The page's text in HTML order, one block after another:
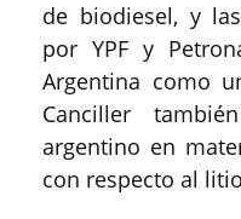
de biodiesel, y
por YPF y
Argentina como
Canciller
argentino en
con respecto al